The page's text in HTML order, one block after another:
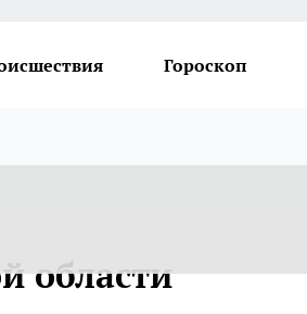
Гороскоп
области